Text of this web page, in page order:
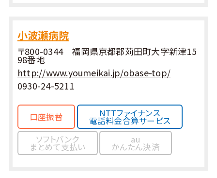
小波瀬病院
〒800-0344 福岡県京都郡苅田町大字新津15
98番地
http://www.youmeikai.jp/obase-top/
0930-24-5211
口座振替 NTTファイナンス
電話料金合算サービス
ソフトバンク
まとめて支払い
au
かんたん決済